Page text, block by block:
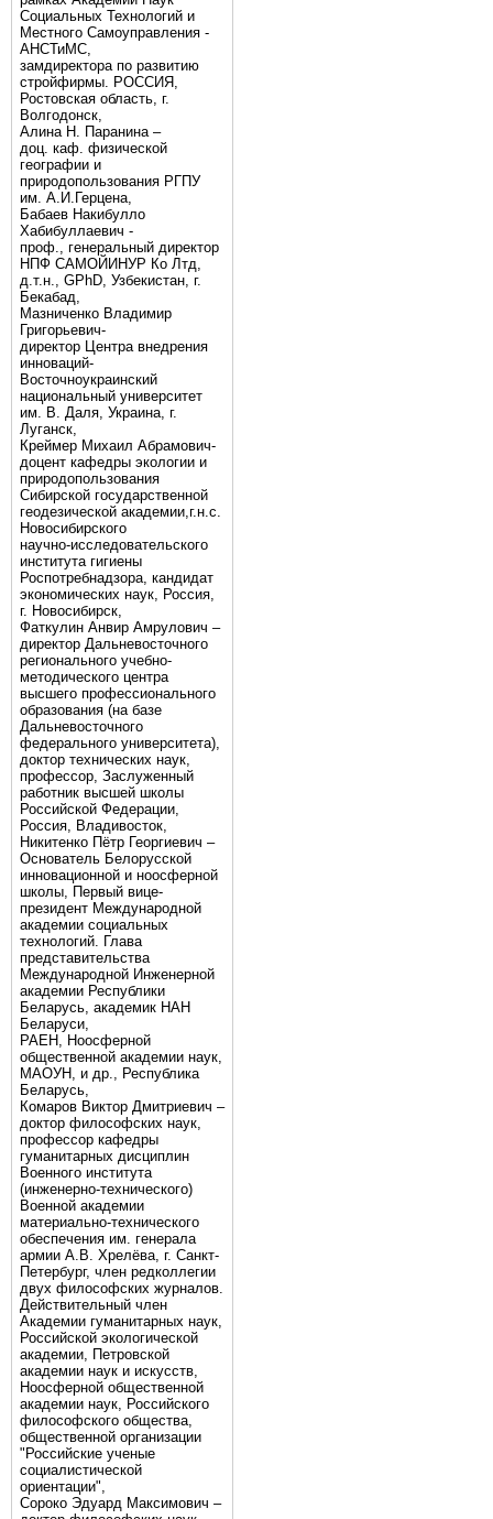
Социальных Технологий и
Местного Самоуправления -
АНСТиМС,
замдиректора по развитию
стройфирмы. РОССИЯ,
Ростовская область, г.
Волгодонск,
Алина Н. Паранина –
доц. каф. физической
географии и
природопользования РГПУ
им. А.И.Герцена,
Бабаев Накибулло
Хабибуллаевич -
проф., генеральный директор
НПФ САМОЙИНУР Ко Лтд,
д.т.н., GPhD, Узбекистан, г.
Бекабад,
Мазниченко Владимир
Григорьевич-
директор Центра внедрения
инноваций-
Восточноукраинский
национальный университет
им. В. Даля, Украина, г.
Луганск,
Креймер Михаил Абрамович-
доцент кафедры экологии и
природопользования
Сибирской государственной
геодезической академии,г.н.с.
Новосибирского
научно-исследовательского
института гигиены
Роспотребнадзора, кандидат
экономических наук, Россия,
г. Новосибирск,
Фаткулин Анвир Амрулович –
директор Дальневосточного
регионального учебно-
методического центра
высшего профессионального
образования (на базе
Дальневосточного
федерального университета),
доктор технических наук,
профессор, Заслуженный
работник высшей школы
Российской Федерации,
Россия, Владивосток,
Никитенко Пётр Георгиевич –
Основатель Белорусской
инновационной и ноосферной
школы, Первый вице-
президент Международной
академии социальных
технологий. Глава
представительства
Международной Инженерной
академии Республики
Беларусь, академик НАН
Беларуси,
РАЕН, Ноосферной
общественной академии наук,
МАОУН, и др., Республика
Беларусь,
Комаров Виктор Дмитриевич –
доктор философских наук,
профессор кафедры
гуманитарных дисциплин
Военного института
(инженерно-технического)
Военной академии
материально-технического
обеспечения им. генерала
армии А.В. Хрелёва, г. Санкт-
Петербург, член редколлегии
двух философских журналов.
Действительный член
Академии гуманитарных наук,
Российской экологической
академии, Петровской
академии наук и искусств,
Ноосферной общественной
академии наук, Российского
философского общества,
общественной организации
"Российские ученые
социалистической
ориентации",
Сороко Эдуард Максимович –